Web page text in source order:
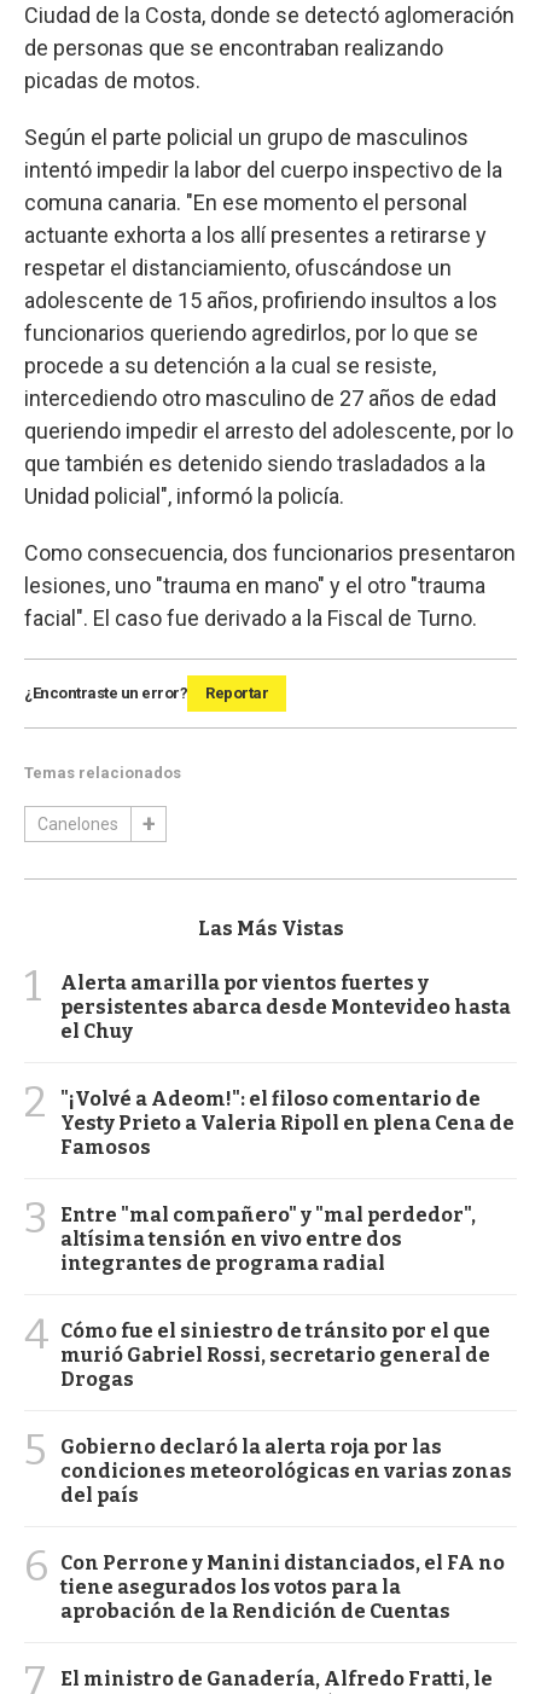
Ciudad de la Costa, donde se detectó aglomeración
de personas que se encontraban realizando
picadas de motos.
Según el parte policial un grupo de masculinos
intentó impedir la labor del cuerpo inspectivo de la
comuna canaria. "En ese momento el personal
actuante exhorta a los allí presentes a retirarse y
respetar el distanciamiento, ofuscándose un
adolescente de 15 años, profiriendo insultos a los
funcionarios queriendo agredirlos, por lo que se
procede a su detención a la cual se resiste,
intercediendo otro masculino de 27 años de edad
queriendo impedir el arresto del adolescente, por lo
que también es detenido siendo trasladados a la
Unidad policial", informó la policía.
Como consecuencia, dos funcionarios presentaron
lesiones, uno "trauma en mano" y el otro "trauma
facial". El caso fue derivado a la Fiscal de Turno.
¿Encontraste un error? Reportar
Temas relacionados
Canelones
Las Más Vistas
1
Alerta amarilla por vientos fuertes y
persistentes abarca desde Montevideo hasta
el Chuy
2
"¡Volvé a Adeom!": el filoso comentario de
Yesty Prieto a Valeria Ripoll en plena Cena de
Famosos
3
Entre "mal compañero" y "mal perdedor",
altísima tensión en vivo entre dos
integrantes de programa radial
4 Cómo fue el siniestro de tránsito por el que
murió Gabriel Rossi, secretario general de
Drogas
5
Gobierno declaró la alerta roja por las
condiciones meteorológicas en varias zonas
del país
6
Con Perrone y Manini distanciados, el FA no
tiene asegurados los votos para la
aprobación de la Rendición de Cuentas
7
El ministro de Ganadería, Alfredo Fratti, le